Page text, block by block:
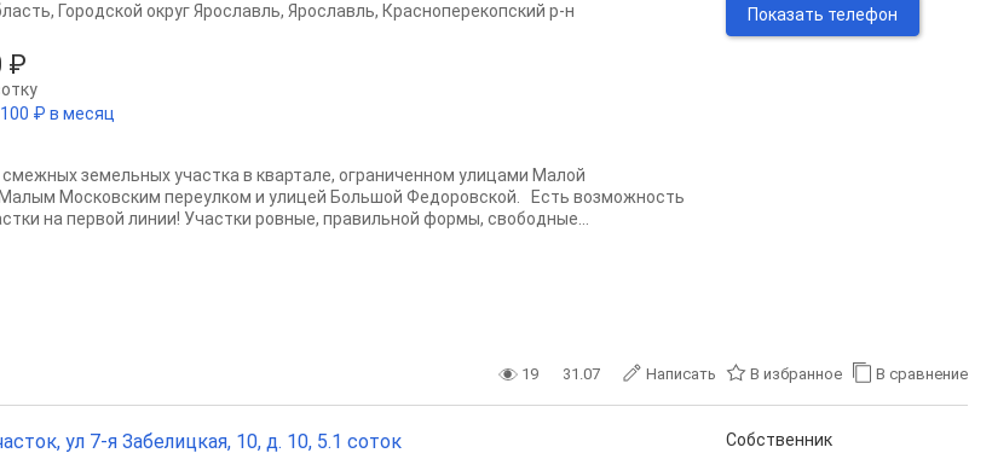
₽
₽ в месяц
, Городской округ Ярославль, Ярославль, Красноперекопский р-н
земельных участка в квартале, ограниченном улицами Малой
Московским переулком и улицей Большой Федоровской. Есть возможность
на первой линии! Участки ровные, правильной формы, свободные...
Показать телефон
19 31.07 Написать В избранное В сравнение
ул 7-я Забелицкая, 10, д. 10, 5.1 соток Собственник